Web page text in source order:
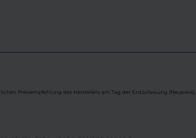
Preisempfehlung des Herstellers am Tag der Erstzulassung (Neupreis).